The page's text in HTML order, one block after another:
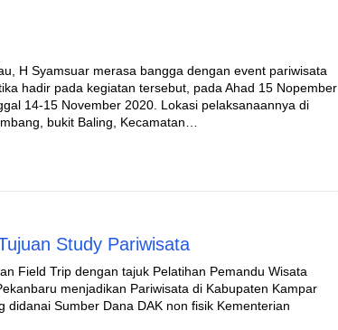
H Syamsuar merasa bangga dengan event pariwisata
hadir pada kegiatan tersebut, pada Ahad 15 Nopember
14-15 November 2020. Lokasi pelaksanaannya di
bukit Baling, Kecamatan…
Study Pariwisata
Field Trip dengan tajuk Pelatihan Pemandu Wisata
menjadikan Pariwisata di Kabupaten Kampar
Sumber Dana DAK non fisik Kementerian